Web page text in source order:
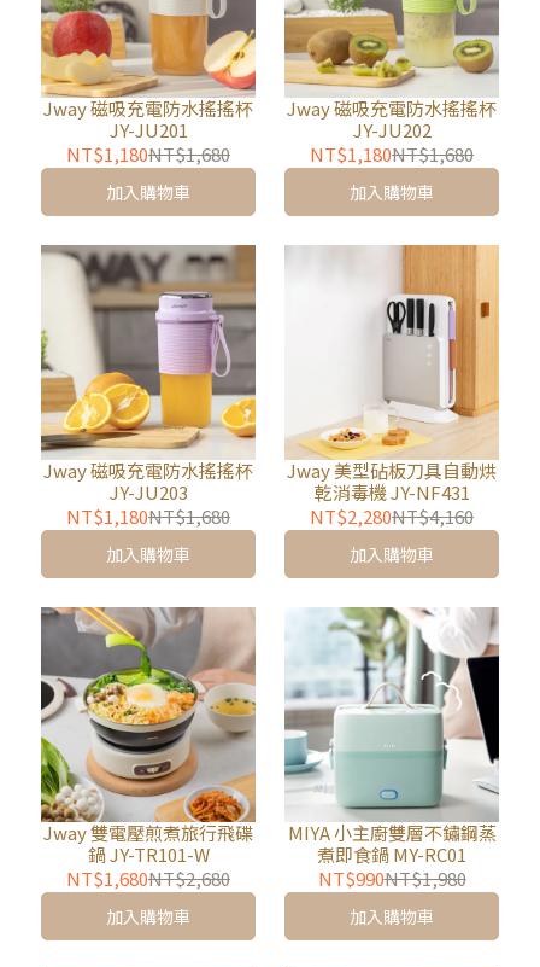
Jway 磁吸充電防水搖搖杯
JY-JU201
NT$1,180NT$1,680
加入購物車
Jway 磁吸充電防水搖搖杯
JY-JU202
NT$1,180NT$1,680
加入購物車
Jway 磁吸充電防水搖搖杯
JY-JU203
NT$1,180NT$1,680
加入購物車
Jway 美型砧板刀具自動烘
乾消毒機 JY-NF431
NT$2,280NT$4,160
加入購物車
Jway 雙電壓煎煮旅行飛碟
鍋 JY-TR101-W
NT$1,680NT$2,680
加入購物車
MIYA 小主廚雙層不鏽鋼蒸
煮即食鍋 MY-RC01
NT$990NT$1,980
加入購物車